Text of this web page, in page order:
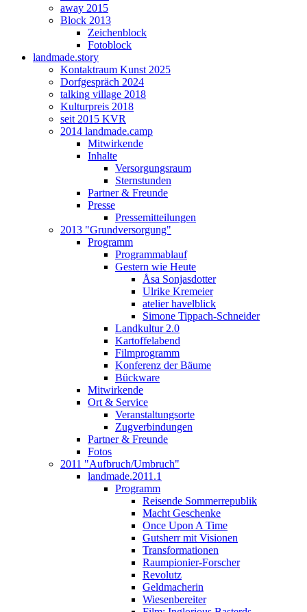
away 2015
Block 2013
Zeichenblock
Fotoblock
landmade.story
Kontaktraum Kunst 2025
Dorfgespräch 2024
talking village 2018
Kulturpreis 2018
seit 2015 KVR
2014 landmade.camp
Mitwirkende
Inhalte
Versorgungsraum
Sternstunden
Partner & Freunde
Presse
Pressemitteilungen
2013 "Grundversorgung"
Programm
Programmablauf
Gestern wie Heute
Åsa Sonjasdotter
Ulrike Kremeier
atelier havelblick
Simone Tippach-Schneider
Landkultur 2.0
Kartoffelabend
Filmprogramm
Konferenz der Bäume
Bückware
Mitwirkende
Ort & Service
Veranstaltungsorte
Zugverbindungen
Partner & Freunde
Fotos
2011 "Aufbruch/Umbruch"
landmade.2011.1
Programm
Reisende Sommerrepublik
Macht Geschenke
Once Upon A Time
Gutsherr mit Visionen
Transformationen
Raumpionier-Forscher
Revolutz
Geldmacherin
Wiesenbereiter